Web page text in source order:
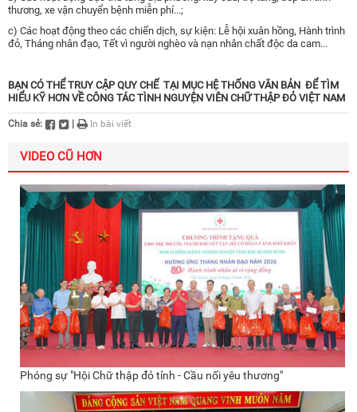
thương, xe vận chuyển bệnh miễn phí...;
c) Các hoạt động theo các chiến dịch, sự kiện: Lễ hội xuân hồng, Hành trình
đỏ, Tháng nhân đạo, Tết vì người nghèo và nạn nhân chất độc da cam...
BẠN CÓ THỂ TRUY CẬPQUY CHẾ TẠI MỤC HỆ THỐNG VĂN BẢN ĐỂ TÌM
HIỂU KỸ HƠN VỀ CÔNG TÁC TÌNH NGUYỆN VIÊN CHỮ THẬP ĐỎ VIỆT NAM
Chia sẻ: | In bài viết
VIDEO CŨ HƠN
Phóng sự "Hội Chữ thập đỏ tỉnh - Cầu nối yêu thương"